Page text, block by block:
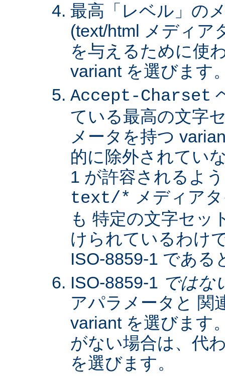
最高「レベル」の
(text/html メディア
を与えるために使
variant を選びます
Accept-Charset
ている最高の文字
メータを持つ
的に除外されてい
1 が許容されるよ
text/* メディア
も 特定の文字セッ
けられているわけ
ISO-8859-1 である
ISO-8859-1 ではな
アパラメータと 関
variant を選びます
がない場合は、代
を選びます。